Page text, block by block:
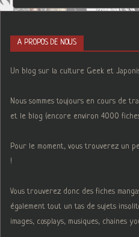
A PROPOS DE NOUS
Un blog sur la culture Geek et
Nous sommes toujours en cours de
et le blog (encore environ 4000
Pour le moment, vous trouverez un
!
Vous trouverez donc des fiches
également tout un tas de sujets
images, cosplays, musiques, chaines